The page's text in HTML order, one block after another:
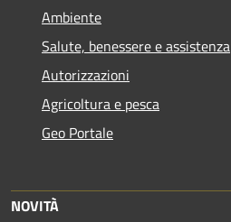
Ambiente
Salute, benessere e assistenza
Autorizzazioni
Agricoltura e pesca
Geo Portale
NOVITÀ